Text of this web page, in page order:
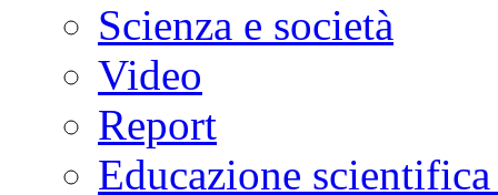
Scienza e società
Video
Report
Educazione